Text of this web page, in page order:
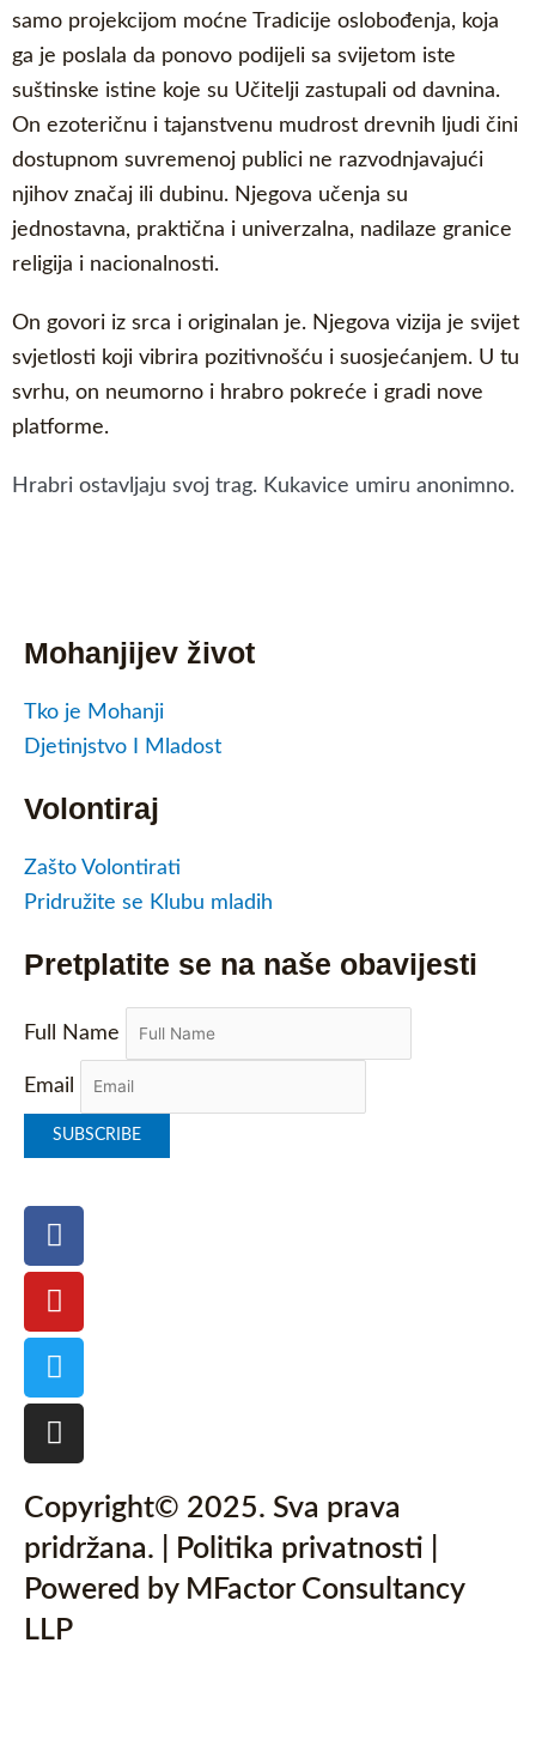
samo projekcijom moćne Tradicije oslobođenja, koja
ga je poslala da ponovo podijeli sa svijetom iste
suštinske istine koje su Učitelji zastupali od davnina.
On ezoteričnu i tajanstvenu mudrost drevnih ljudi čini
dostupnom suvremenoj publici ne razvodnjavajući
njihov značaj ili dubinu. Njegova učenja su
jednostavna, praktična i univerzalna, nadilaze granice
religija i nacionalnosti.
On govori iz srca i originalan je. Njegova vizija je svijet
svjetlosti koji vibrira pozitivnošću i suosjećanjem. U tu
svrhu, on neumorno i hrabro pokreće i gradi nove
platforme.
Hrabri ostavljaju svoj trag. Kukavice umiru anonimno.
Mohanjijev život
Tko je Mohanji
Djetinjstvo I Mladost
Volontiraj
Zašto Volontirati
Pridružite se Klubu mladih
Pretplatite se na naše obavijesti
Full Name
Email
Facebook
Youtube
Twitter
Instagram
Copyright© 2025. Sva prava
pridržana. | Politika privatnosti |
Powered by MFactor Consultancy
LLP